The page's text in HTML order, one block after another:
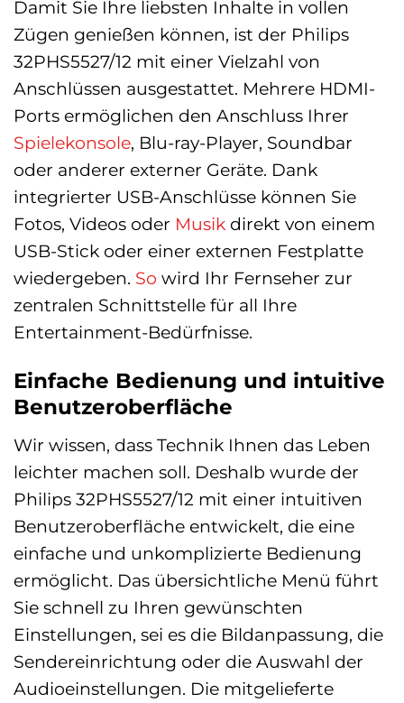
Damit Sie Ihre liebsten Inhalte in vollen
Zügen genießen können, ist der Philips
32PHS5527/12 mit einer Vielzahl von
Anschlüssen ausgestattet. Mehrere HDMI-
Ports ermöglichen den Anschluss Ihrer
Spielekonsole, Blu-ray-Player, Soundbar
oder anderer externer Geräte. Dank
integrierter USB-Anschlüsse können Sie
Fotos, Videos oder Musik direkt von einem
USB-Stick oder einer externen Festplatte
wiedergeben. So wird Ihr Fernseher zur
zentralen Schnittstelle für all Ihre
Entertainment-Bedürfnisse.
Einfache Bedienung und intuitive
Benutzeroberfläche
Wir wissen, dass Technik Ihnen das Leben
leichter machen soll. Deshalb wurde der
Philips 32PHS5527/12 mit einer intuitiven
Benutzeroberfläche entwickelt, die eine
einfache und unkomplizierte Bedienung
ermöglicht. Das übersichtliche Menü führt
Sie schnell zu Ihren gewünschten
Einstellungen, sei es die Bildanpassung, die
Sendereinrichtung oder die Auswahl der
Audioeinstellungen. Die mitgelieferte